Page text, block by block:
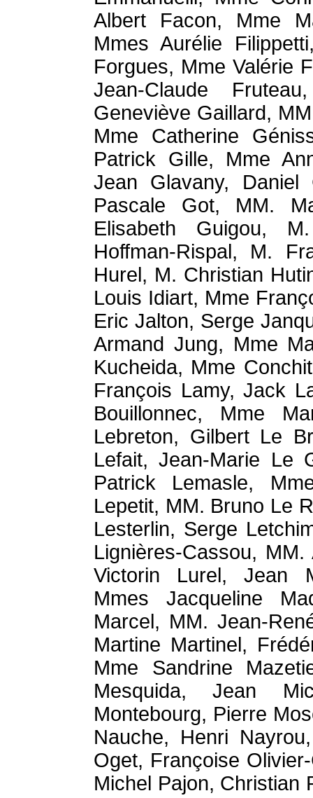
Albert Facon, Mme
Mmes Aurélie
Forgues, Mme Valérie
Jean-Claude
Geneviève Gaillard,
Mme Catherine
Patrick Gille, Mme
Jean Glavany, Daniel
Pascale Got, MM.
Elisabeth Guigou,
Hoffman-Rispal, M.
Hurel, M. Christian
Louis Idiart, Mme
Eric Jalton, Serge
Armand Jung, Mme
Kucheida, Mme
François Lamy, Jack
Bouillonnec, Mme
Lebreton, Gilbert Le
Lefait, Jean-Marie Le
Patrick Lemasle,
Lepetit, MM. Bruno Le
Lesterlin, Serge
Lignières-Cassou,
Victorin Lurel, Jean
Mmes Jacqueline
Marcel, MM. Jean-
Martine Martinel,
Mme Sandrine
Mesquida, Jean
Montebourg, Pierre
Nauche, Henri
Oget, Françoise
Michel Pajon, Christian